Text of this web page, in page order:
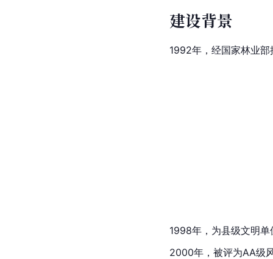
建设背景
1992年，经国家林业
1998年，为县级文明单
2000年，被评为AA级